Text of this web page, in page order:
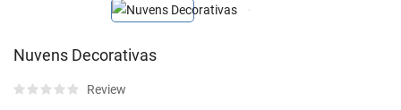
Nuvens Decorativas
Review